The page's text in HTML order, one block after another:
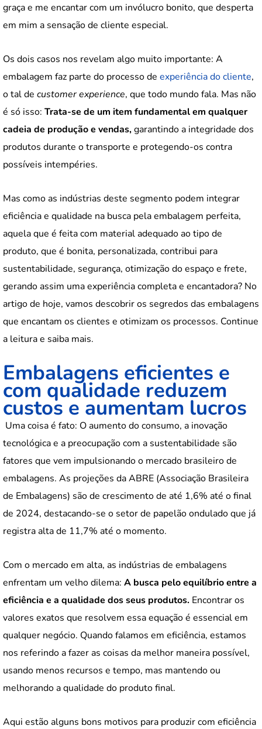
graça e me encantar com um invólucro bonito, que desperta
em mim a sensação de cliente especial.
Os dois casos nos revelam algo muito importante: A
embalagem faz parte do processo de experiência do cliente,
o tal de customer experience, que todo mundo fala. Mas não
é só isso: Trata-se de um item fundamental em qualquer
cadeia de produção e vendas,garantindo a integridade dos
produtos durante o transporte e protegendo-os contra
possíveis intempéries.
Mas como as indústrias deste segmento podem integrar
eficiência e qualidade na busca pela embalagem perfeita,
aquela que é feita com material adequado ao tipo de
produto, que é bonita, personalizada, contribui para
sustentabilidade, segurança, otimização do espaço e frete,
gerando assim uma experiência completa e encantadora? No
artigo de hoje, vamos descobrir os segredos das embalagens
que encantam os clientes e otimizam os processos. Continue
a leitura e saiba mais.
Embalagens eficientes e
com qualidade reduzem
custos e aumentam lucros
Uma coisa é fato: O aumento do consumo, a inovação
tecnológica e a preocupação com a sustentabilidade são
fatores que vem impulsionando o mercado brasileiro de
embalagens. As projeções da ABRE (Associação Brasileira
de Embalagens) são de crescimento de até 1,6% até o final
de 2024, destacando-se o setor de papelão ondulado que já
registra alta de 11,7% até o momento.
Com o mercado em alta, as indústrias de embalagens
enfrentam um velho dilema: A busca pelo equilíbrio entre a
eficiência e a qualidade dos seus produtos. Encontrar os
valores exatos que resolvem essa equação é essencial em
qualquer negócio. Quando falamos em eficiência, estamos
nos referindo a fazer as coisas da melhor maneira possível,
usando menos recursos e tempo, mas mantendo ou
melhorando a qualidade do produto final.
Aqui estão alguns bons motivos para produzir com eficiência